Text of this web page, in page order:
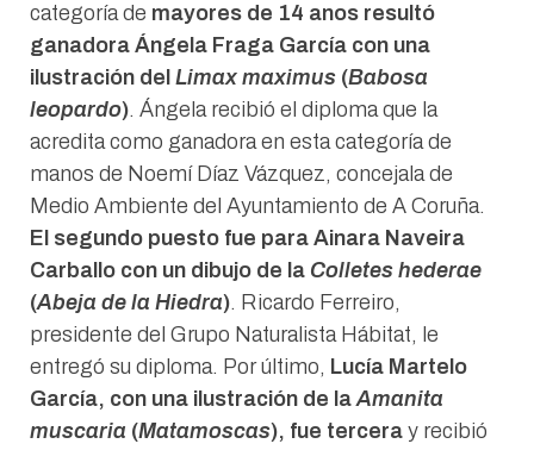
categoría de mayores de 14 anos resultó
ganadora Ángela Fraga García con una
ilustración del Limax maximus (Babosa
leopardo). Ángela recibió el diploma que la
acredita como ganadora en esta categoría de
manos de Noemí Díaz Vázquez, concejala de
Medio Ambiente del Ayuntamiento de A Coruña.
El segundo puesto fue para Ainara Naveira
Carballo con un dibujo de la Colletes hederae
(Abeja de la Hiedra). Ricardo Ferreiro,
presidente del Grupo Naturalista Hábitat, le
entregó su diploma. Por último, Lucía Martelo
García, con una ilustración de laAmanita
muscaria (Matamoscas), fue tercera y recibió